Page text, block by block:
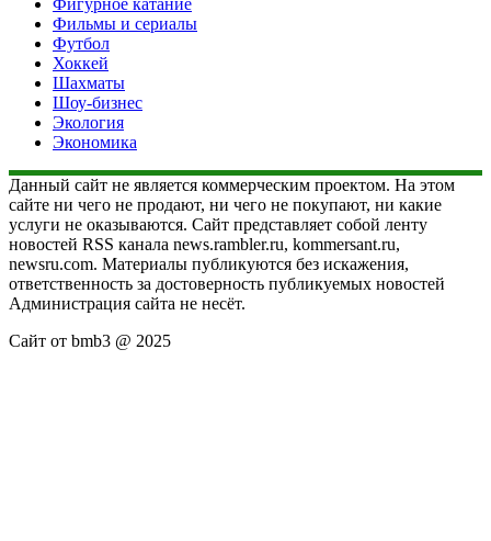
Фильмы и сериалы
Футбол
Хоккей
Шахматы
Шоу-бизнес
Экология
Экономика
Данный сайт не является коммерческим проектом. На этом
сайте ни чего не продают, ни чего не покупают, ни какие
услуги не оказываются. Сайт представляет собой ленту
новостей RSS канала news.rambler.ru, kommersant.ru,
newsru.com. Материалы публикуются без искажения,
ответственность за достоверность публикуемых новостей
Администрация сайта не несёт.
Сайт от bmb3 @ 2025